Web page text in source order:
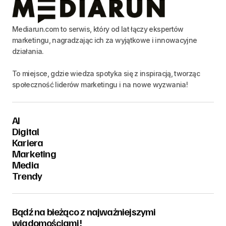
Mediarun.com to serwis, który od lat łączy ekspertów
marketingu, nagradzając ich za wyjątkowe i innowacyjne
działania.
To miejsce, gdzie wiedza spotyka się z inspiracją, tworząc
społeczność liderów marketingu i na nowe wyzwania!
AI
Digital
Kariera
Marketing
Media
Trendy
Bądź na bieżąco z najważniejszymi
wiadomościami!